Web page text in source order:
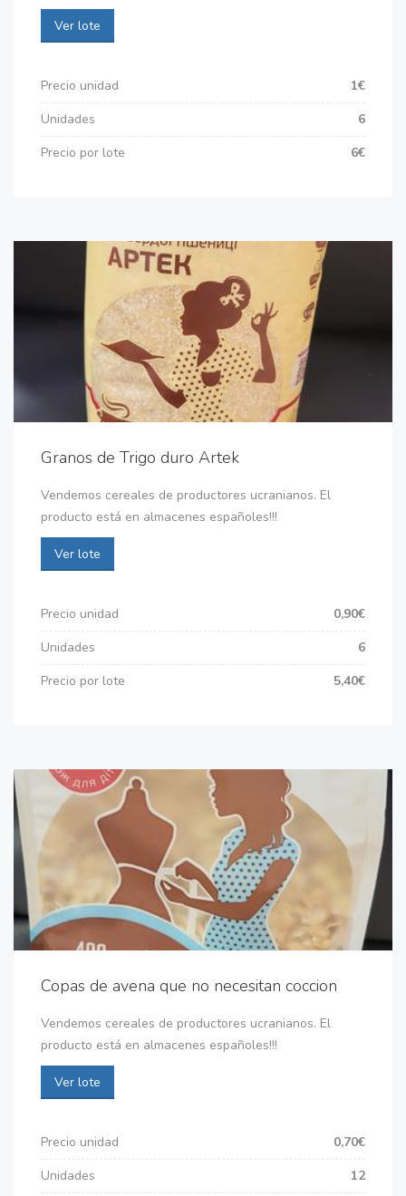
Ver lote
Precio unidad
1€
Unidades
6
Precio por lote
6€
Granos de Trigo duro Artek
Vendemos cereales de productores ucranianos. El
producto está en almacenes españoles!!!
Ver lote
Precio unidad
0,90€
Unidades
6
Precio por lote
5,40€
Copas de avena que no necesitan coccion
Vendemos cereales de productores ucranianos. El
producto está en almacenes españoles!!!
Ver lote
Precio unidad
0,70€
Unidades
12